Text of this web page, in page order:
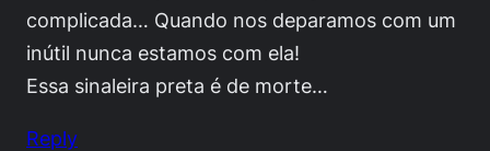
complicada… Quando nos deparamos com um
inútil nunca estamos com ela!
Essa sinaleira preta é de morte…
Reply